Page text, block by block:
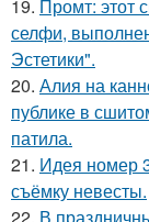
19. Промт: этот
селфи,
Эстетики".
20. Алия на
публике в
патила.
21. Идея номер
съёмку невесты.